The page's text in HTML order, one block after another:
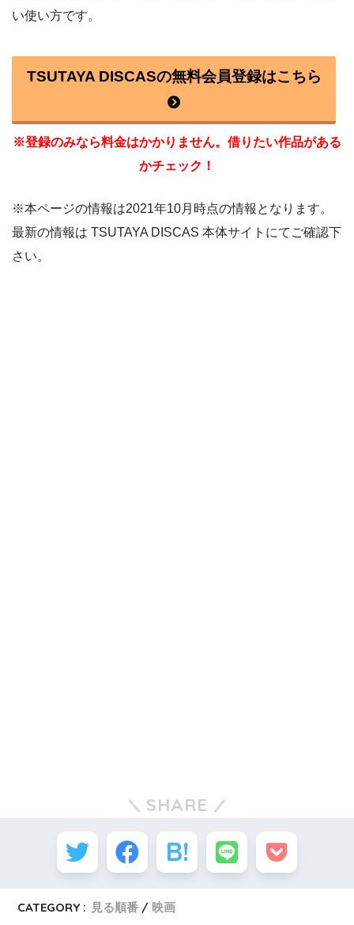
い使い方です。
TSUTAYA DISCASの無料会員登録はこちら
※登録のみなら料金はかかりません。借りたい作品がある
かチェック！
※本ページの情報は2021年10月時点の情報となります。
最新の情報は TSUTAYA DISCAS 本体サイトにてご確認下
さい。
SHARE
CATEGORY : 見る順番
映画